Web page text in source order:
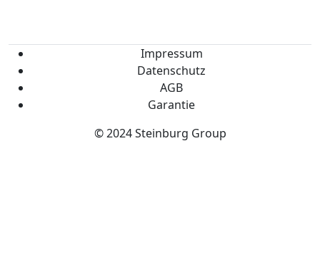
Impressum
Datenschutz
AGB
Garantie
© 2024 Steinburg Group